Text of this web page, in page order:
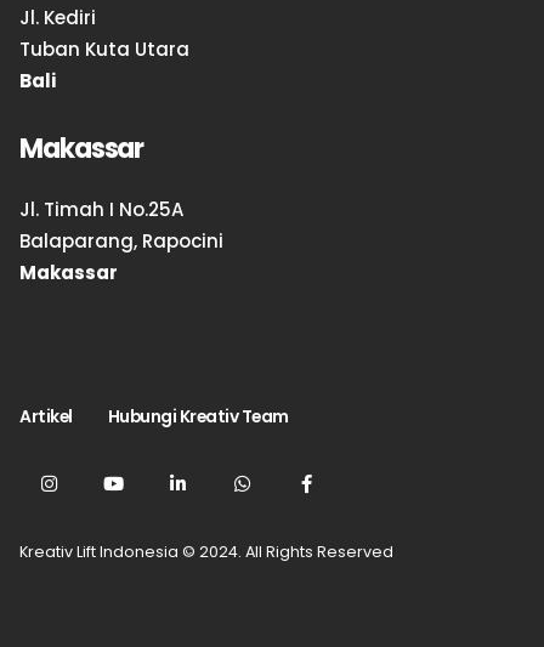
Jl. Kediri
Tuban Kuta Utara
Bali
Makassar
Jl. Timah I No.25A
Balaparang, Rapocini
Makassar
Artikel Hubungi Kreativ Team
Kreativ Lift Indonesia © 2024. All Rights Reserved